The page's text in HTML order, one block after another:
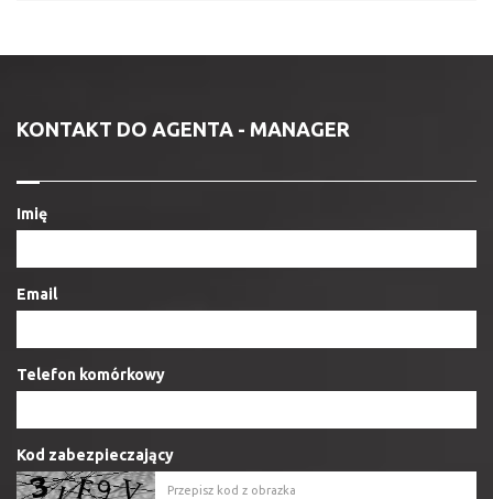
KONTAKT DO AGENTA - MANAGER
Imię
Email
Telefon komórkowy
Kod zabezpieczający